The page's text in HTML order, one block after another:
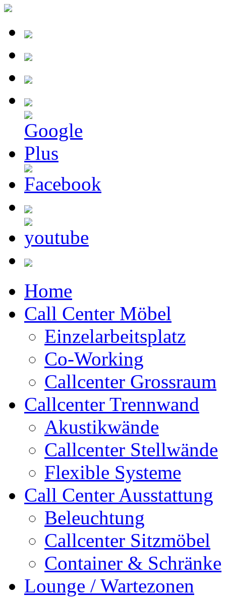
Home
Call Center Möbel
Einzelarbeitsplatz
Co-Working
Callcenter Grossraum
Callcenter Trennwand
Akustikwände
Callcenter Stellwände
Flexible Systeme
Call Center Ausstattung
Beleuchtung
Callcenter Sitzmöbel
Container & Schränke
Lounge / Wartezonen